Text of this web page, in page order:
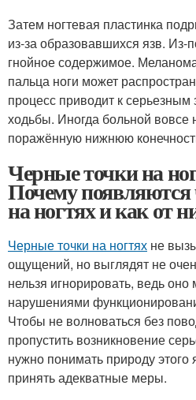
Затем ногтевая пластинка
из-за образовавшихся язв. Из-
гнойное содержимое.
пальца ноги может
процесс приводит к
ходьбы. Иногда больной вовсе
поражённую нижнюю
Черные точки на
Почему
на ногтях и как от
Черные точки на ногтях не
ощущений, но выглядят не
нельзя игнорировать, ведь
нарушениями
Чтобы не волноваться без
пропустить возникновение
нужно понимать природу
принять адекватные меры.